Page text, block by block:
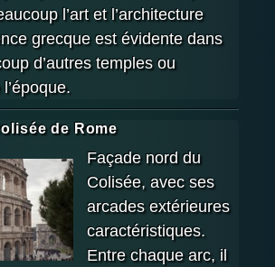
l’art et l’architecture
grecque est évidente dans
d’autres temples ou
de Rome
Façade nord du
Colisée, avec ses
arcades extérieures
caractéristiques.
Entre chaque arc, il